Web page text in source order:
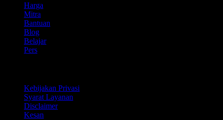
Harga
Mitra
Bantuan
Blog
Belajar
Pers
Kebijakan Privasi
Syarat Layanan
Disclaimer
Kesan